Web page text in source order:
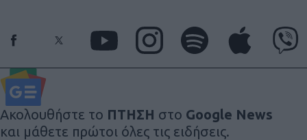
Ακολουθήστε το ΠΤΗΣΗ στο Google News
και μάθετε πρώτοι όλες τις ειδήσεις.